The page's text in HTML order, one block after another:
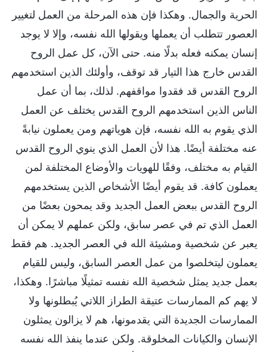
الحرية والجمال. وهكذا فإن هذه المرحلة من العمل لتغيير
العصور تتطلب أن يعملها ويقولها الله نفسه، وإلا لا يوجد
إنسان يمكنه فعله بدلًا منه. حتى الآن، كل عمل الروح
القدس خارج هذا التيار قد توقف، وأولئك الذين استخدمهم
الروح القدس قد فقدوا مواقفهم. لذلك، بما أن عمل
الناس الذين استخدمهم الروح القدس يختلف عن العمل
الذي يقوم به الله نفسه، فإن هوياتهم ومن يعملون نيابةً
عنه مختلفة أيضًا. هذا لأن العمل الذي ينوي الروح القدس
القيام به مختلف، وفقًا للهويات والأوضاع المختلفة لمن
يعملون كافة. قد يقوم أيضًا الأشخاص الذين يستخدمهم
الروح القدس ببعض العمل الجديد وقد يمحون بعضًا من
العمل الذي تم في عصر سابق، ولكن عملهم لا يمكن أن
يعبر عن شخصية ومشيئة الله في العصر الجديد. هم فقط
يعملون ليتخلصوا من عمل العصر السابق، وليس للقيام
بعمل جديد يمثل شخصية الله نفسه تمثيلًا مباشرًا. وهكذا،
لا يهم كم الممارسات عتيقة الطراز اللاتي يُبطلونها ولا
الممارسات الجديدة التي يقدمونها، هم لا يزالون يمثلون
الإنسان والكيانات المخلوقة. ولكن عندما ينفذ الله نفسه